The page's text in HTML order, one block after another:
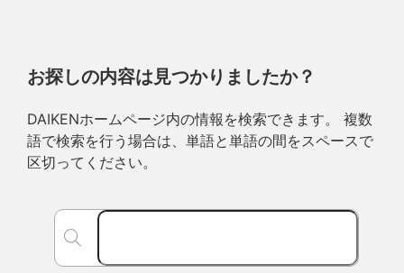
お探しの内容は見つかりましたか？
DAIKENホームページ内の情報を検索できます。 複数
語で検索を行う場合は、単語と単語の間をスペースで
区切ってください。